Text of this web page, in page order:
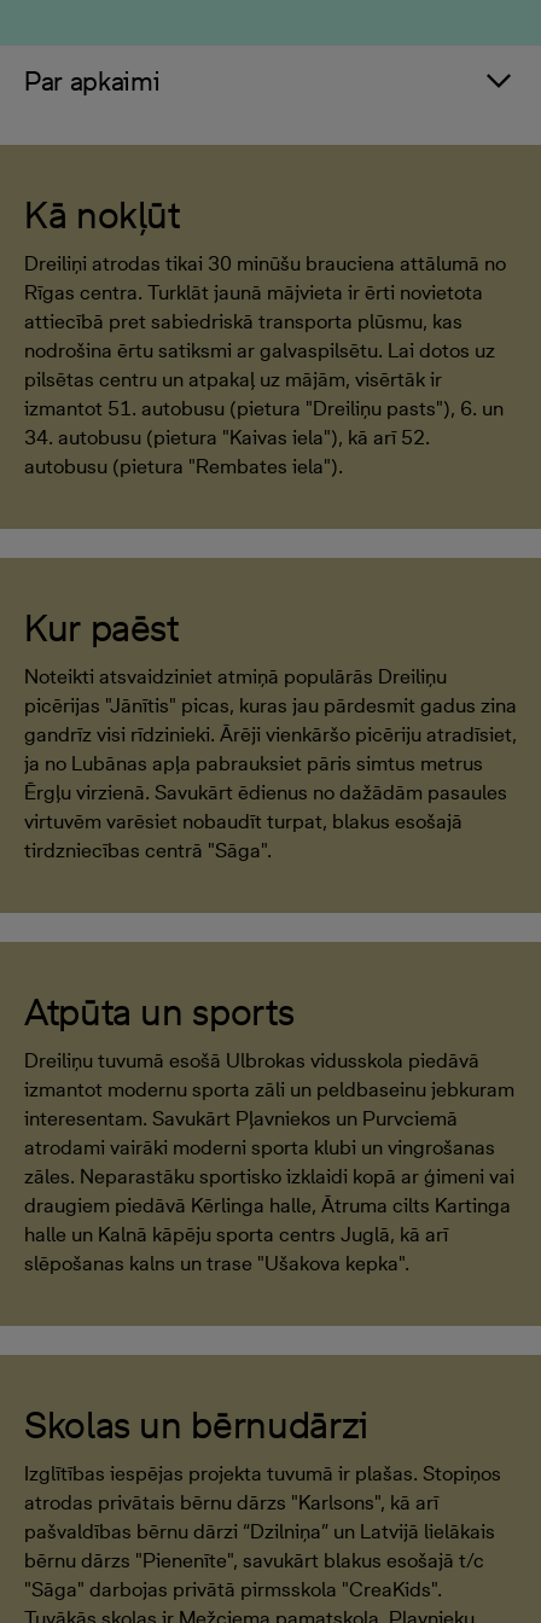
Par apkaimi
Kā nokļūt
Dreiliņi atrodas tikai 30 minūšu brauciena attālumā no
Rīgas centra. Turklāt jaunā mājvieta ir ērti novietota
attiecībā pret sabiedriskā transporta plūsmu, kas
nodrošina ērtu satiksmi ar galvaspilsētu. Lai dotos uz
pilsētas centru un atpakaļ uz mājām, visērtāk ir
izmantot 51. autobusu (pietura "Dreiliņu pasts"), 6. un
34. autobusu (pietura "Kaivas iela"), kā arī 52.
autobusu (pietura "Rembates iela").
Kur paēst
Noteikti atsvaidziniet atmiņā populārās Dreiliņu
picērijas "Jānītis" picas, kuras jau pārdesmit gadus zina
gandrīz visi rīdzinieki. Ārēji vienkāršo picēriju atradīsiet,
ja no Lubānas apļa pabrauksiet pāris simtus metrus
Ērgļu virzienā. Savukārt ēdienus no dažādām pasaules
virtuvēm varēsiet nobaudīt turpat, blakus esošajā
tirdzniecības centrā "Sāga".
Atpūta un sports
Dreiliņu tuvumā esošā Ulbrokas vidusskola piedāvā
izmantot modernu sporta zāli un peldbaseinu jebkuram
interesentam. Savukārt Pļavniekos un Purvciemā
atrodami vairāki moderni sporta klubi un vingrošanas
zāles. Neparastāku sportisko izklaidi kopā ar ģimeni vai
draugiem piedāvā Kērlinga halle, Ātruma cilts Kartinga
halle un Kalnā kāpēju sporta centrs Juglā, kā arī
slēpošanas kalns un trase "Ušakova kepka".
Skolas un bērnudārzi
Izglītības iespējas projekta tuvumā ir plašas. Stopiņos
atrodas privātais bērnu dārzs "Karlsons", kā arī
pašvaldības bērnu dārzi “Dzilniņa” un Latvijā lielākais
bērnu dārzs "Pienenīte", savukārt blakus esošajā t/c
"Sāga" darbojas privātā pirmsskola "CreaKids".
Tuvākās skolas ir Mežciema pamatskola, Pļavnieku